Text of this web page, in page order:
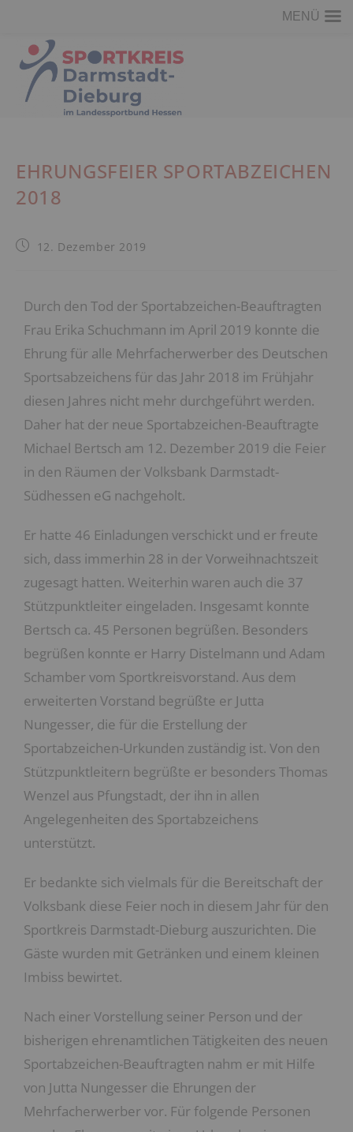
EHRUNGSFEIER SPORTABZEICHEN
2018
12. Dezember 2019
Durch den Tod der Sportabzeichen-Beauftragten
Frau Erika Schuchmann im April 2019 konnte die
Ehrung für alle Mehrfacherwerber des Deutschen
Sportsabzeichens für das Jahr 2018 im Frühjahr
diesen Jahres nicht mehr durchgeführt werden.
Daher hat der neue Sportabzeichen-Beauftragte
Michael Bertsch am 12. Dezember 2019 die Feier
in den Räumen der Volksbank Darmstadt-
Südhessen eG nachgeholt.
Er hatte 46 Einladungen verschickt und er freute
sich, dass immerhin 28 in der Vorweihnachtszeit
zugesagt hatten. Weiterhin waren auch die 37
Stützpunktleiter eingeladen. Insgesamt konnte
Bertsch ca. 45 Personen begrüßen. Besonders
begrüßen konnte er Harry Distelmann und Adam
Schamber vom Sportkreisvorstand. Aus dem
erweiterten Vorstand begrüßte er Jutta
Nungesser, die für die Erstellung der
Sportabzeichen-Urkunden zuständig ist. Von den
Stützpunktleitern begrüßte er besonders Thomas
Wenzel aus Pfungstadt, der ihn in allen
Angelegenheiten des Sportabzeichens
unterstützt.
Er bedankte sich vielmals für die Bereitschaft der
Volksbank diese Feier noch in diesem Jahr für den
Sportkreis Darmstadt-Dieburg auszurichten. Die
Gäste wurden mit Getränken und einem kleinen
Imbiss bewirtet.
Nach einer Vorstellung seiner Person und der
bisherigen ehrenamtlichen Tätigkeiten des neuen
Sportabzeichen-Beauftragten nahm er mit Hilfe
von Jutta Nungesser die Ehrungen der
Mehrfacherwerber vor. Für folgende Personen
MENÜ